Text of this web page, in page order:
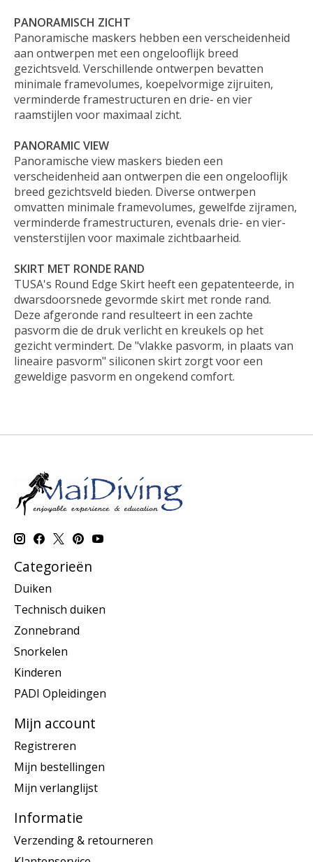
PANORAMISCH ZICHT
Panoramische maskers hebben een verscheidenheid
aan ontwerpen met een ongelooflijk breed
gezichtsveld. Verschillende ontwerpen bevatten
minimale framevolumes, koepelvormige zijruiten,
verminderde framestructuren en drie- en vier
raamstijlen voor maximaal zicht.
PANORAMIC VIEW
Panoramische view maskers bieden een
verscheidenheid aan ontwerpen die een ongelooflijk
breed gezichtsveld bieden. Diverse ontwerpen
omvatten minimale framevolumes, gewelfde zijramen,
verminderde framestructuren, evenals drie- en vier-
vensterstijlen voor maximale zichtbaarheid.
SKIRT MET RONDE RAND
TUSA's Round Edge Skirt heeft een gepatenteerde, in
dwarsdoorsnede gevormde skirt met ronde rand.
Deze afgeronde rand resulteert in een zachte
pasvorm die de druk verlicht en kreukels op het
gezicht vermindert. De "vlakke pasvorm, in plaats van
lineaire pasvorm" siliconen skirt zorgt voor een
geweldige pasvorm en ongekend comfort.
Categorieën
Duiken
Technisch duiken
Zonnebrand
Snorkelen
Kinderen
PADI Opleidingen
Mijn account
Registreren
Mijn bestellingen
Mijn verlanglijst
Informatie
Verzending & retourneren